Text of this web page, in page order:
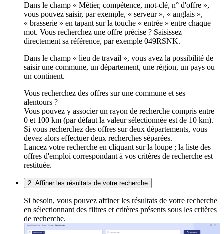
Dans le champ « Métier, compétence, mot-clé, n° d'offre »,
vous pouvez saisir, par exemple, « serveur », « anglais »,
« brasserie » en tapant sur la touche « entrée » entre chaque
mot. Vous recherchez une offre précise ? Saisissez
directement sa référence, par exemple 049RSNK.
Dans le champ « lieu de travail », vous avez la possibilité de
saisir une commune, un département, une région, un pays ou
un continent.
Vous recherchez des offres sur une commune et ses
alentours ?
Vous pouvez y associer un rayon de recherche compris entre
0 et 100 km (par défaut la valeur sélectionnée est de 10 km).
Si vous recherchez des offres sur deux départements, vous
devez alors effectuer deux recherches séparées.
Lancez votre recherche en cliquant sur la loupe ; la liste des
offres d'emploi correspondant à vos critères de recherche est
restituée.
2. Affiner les résultats de votre recherche
Si besoin, vous pouvez affiner les résultats de votre recherche
en sélectionnant des filtres et critères présents sous les critères
de recherche.